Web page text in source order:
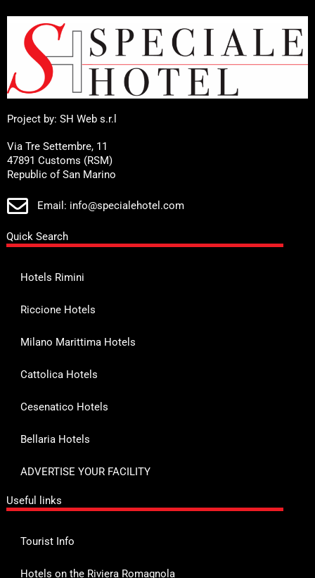
Project by: SH Web s.r.l
Via Tre Settembre, 11
47891 Customs (RSM)
Republic of San Marino
Email: info@specialehotel.com
Quick Search
Hotels Rimini
Riccione Hotels
Milano Marittima Hotels
Cattolica Hotels
Cesenatico Hotels
Bellaria Hotels
ADVERTISE YOUR FACILITY
Useful links
Tourist Info
Hotels on the Riviera Romagnola